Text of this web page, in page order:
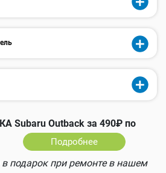
Subaru Outback за 490₽ по
Подробнее
подарок при ремонте в нашем